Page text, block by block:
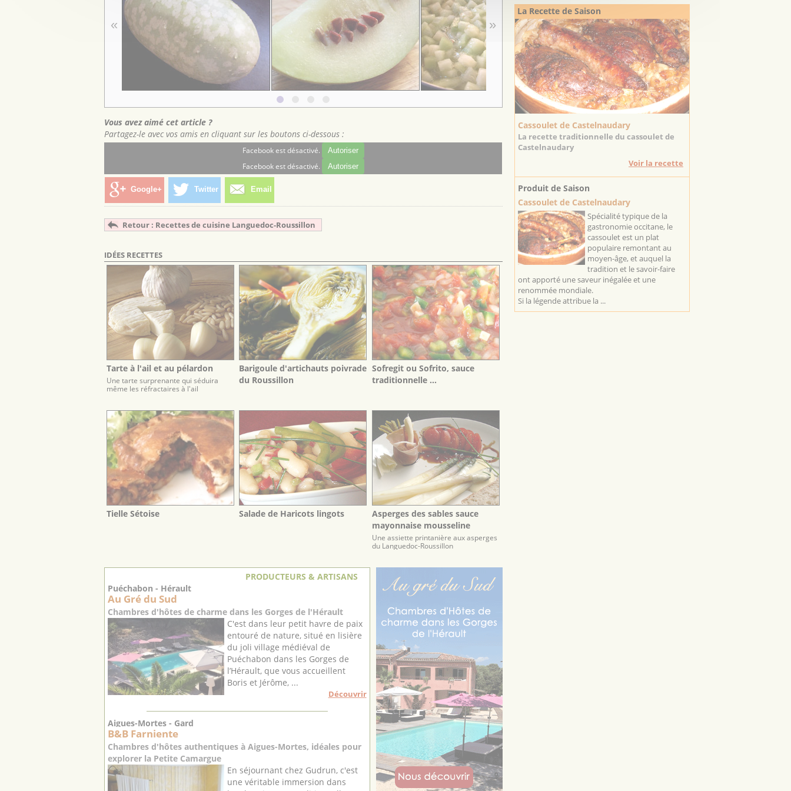
« »
Vous avez aimé cet article ?
Partagez-le avec vos amis en cliquant sur les boutons ci-dessous :
Facebook est désactivé. Autoriser
Facebook est désactivé. Autoriser
Google+ Twitter Email
Retour : Recettes de cuisine Languedoc-Roussillon
IDÉES RECETTES
Tarte à l'ail et au pélardon
Une tarte surprenante qui séduira
même les réfractaires à l'ail
Barigoule d'artichauts poivrade
du Roussillon
Sofregit ou Sofrito, sauce
traditionnelle ...
Tielle Sétoise Salade de Haricots lingots
Asperges des sables sauce
mayonnaise mousseline
Une assiette printanière aux asperges
du Languedoc-Roussillon
PRODUCTEURS & ARTISANS
Puéchabon - Hérault
Au Gré du Sud
Chambres d'hôtes de charme dans les Gorges de l'Hérault
C'est dans leur petit havre de paix
entouré de nature, situé en lisière
du joli village médiéval de
Puéchabon dans les Gorges de
l’Hérault, que vous accueillent
Boris et Jérôme, ...
Découvrir
Aigues-Mortes - Gard
B&B Farniente
Chambres d'hôtes authentiques à Aigues-Mortes, idéales pour
explorer la Petite Camargue
En séjournant chez Gudrun, c'est
une véritable immersion dans
La Recette de Saison
Cassoulet de Castelnaudary
La recette traditionnelle du cassoulet de
Castelnaudary
Voir la recette
Produit de Saison
Cassoulet de Castelnaudary
Spécialité typique de la
gastronomie occitane, le
cassoulet est un plat
populaire remontant au
moyen-âge, et auquel la
tradition et le savoir-faire
ont apporté une saveur inégalée et une
renommée mondiale.
Si la légende attribue la ...